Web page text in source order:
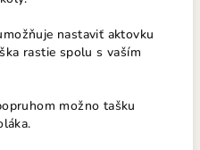
nastaviť aktovku
rastie spolu s vaším
možno tašku